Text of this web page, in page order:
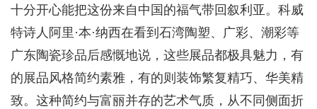
十分开心能把这份来自中国的福气带回叙利亚。科威
特诗人阿里·本·纳西在看到石湾陶塑、广彩、潮彩等
广东陶瓷珍品后感慨地说，这些展品都极具魅力，有
的展品风格简约素雅，有的则装饰繁复精巧、华美精
致。这种简约与富丽并存的艺术气质，从不同侧面折